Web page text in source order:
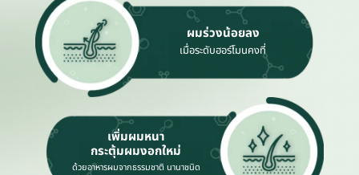
ผมร่วงน้อยลง
เมื่อระดับฮอร์โมนคงที่
เพิ่มผมหนา
กระตุ้มผมงอกใหม่
ด้วยอาหารผมจากธรรมชาติ นานาชนิด